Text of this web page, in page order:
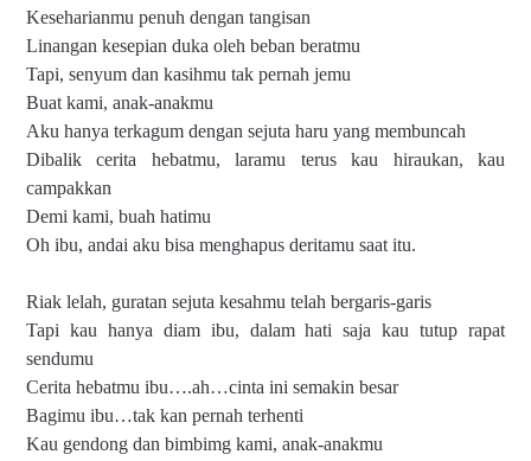
Keseharianmu penuh dengan tangisan
Linangan kesepian duka oleh beban beratmu
Tapi, senyum dan kasihmu tak pernah jemu
Buat kami, anak-anakmu
Aku hanya terkagum dengan sejuta haru yang membuncah
Dibalik cerita hebatmu, laramu terus kau hiraukan, kau
campakkan
Demi kami, buah hatimu
Oh ibu, andai aku bisa menghapus deritamu saat itu.
Riak lelah, guratan sejuta kesahmu telah bergaris-garis
Tapi kau hanya diam ibu, dalam hati saja kau tutup rapat
sendumu
Cerita hebatmu ibu….ah…cinta ini semakin besar
Bagimu ibu…tak kan pernah terhenti
Kau gendong dan bimbimg kami, anak-anakmu